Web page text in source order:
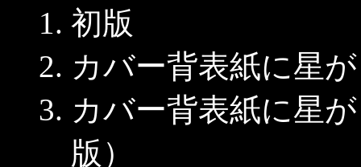
初版
カバー背表紙に星
カバー背表紙に星
版）